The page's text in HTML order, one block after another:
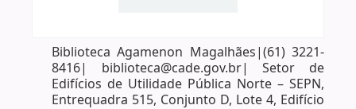
Biblioteca Agamenon Magalhães|(61) 3221-
8416| biblioteca@cade.gov.br| Setor de
Edifícios de Utilidade Pública Norte – SEPN,
Entrequadra 515, Conjunto D, Lote 4, Edifício